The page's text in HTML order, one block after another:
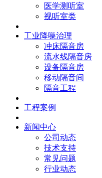
医学测听室
视听室类
工业降噪治理
冲床隔音房
流水线隔音房
设备隔音房
移动隔音间
隔音工程
工程案例
新闻中心
公司动态
技术支持
常见问题
行业动态